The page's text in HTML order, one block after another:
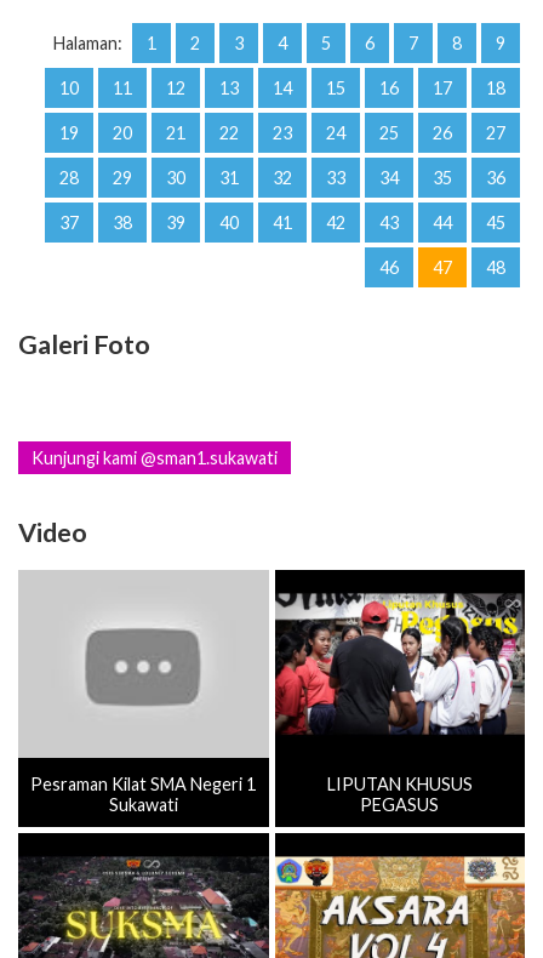
Halaman: 1 2 3 4 5 6 7 8 9
10 11 12 13 14 15 16 17 18
19 20 21 22 23 24 25 26 27
28 29 30 31 32 33 34 35 36
37 38 39 40 41 42 43 44 45
46 47 48
Galeri Foto
Kunjungi kami @sman1.sukawati
Video
Pesraman Kilat SMA Negeri 1
Sukawati
LIPUTAN KHUSUS
PEGASUS